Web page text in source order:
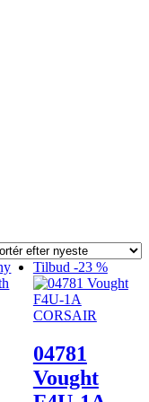
Tilbud -23 %
04781
Vought